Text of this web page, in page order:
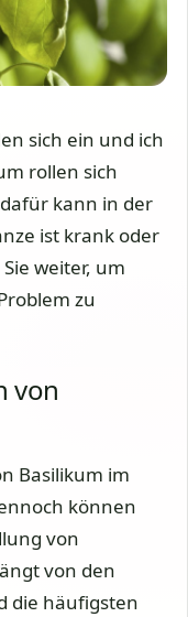
sich ein und ich
rollen sich
kann in der
ist krank oder
weiter, um
zu
von
Basilikum im
können
von
von den
die häufigsten